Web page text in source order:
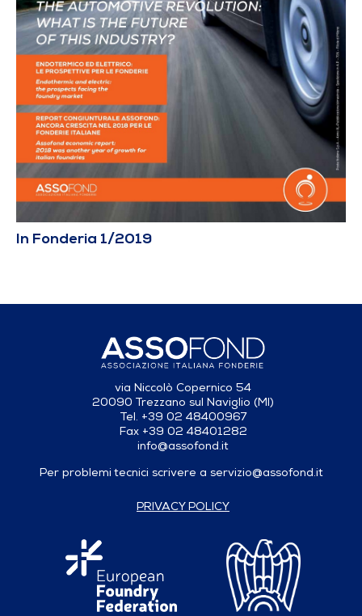
In Fonderia 1/2019
via Niccolò Copernico 54
20090 Trezzano sul Naviglio (MI)
Tel. +39 02 48400967
Fax +39 02 48401282
info@assofond.it
Per problemi tecnici scrivere a servizio@assofond.it
PRIVACY POLICY